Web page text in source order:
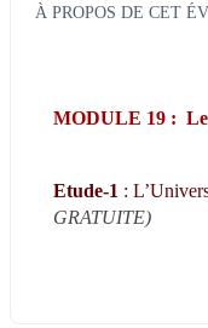
À PROPOS DE CET
MODULE 19 :  Le
Etude-1 :
GRATUITE)